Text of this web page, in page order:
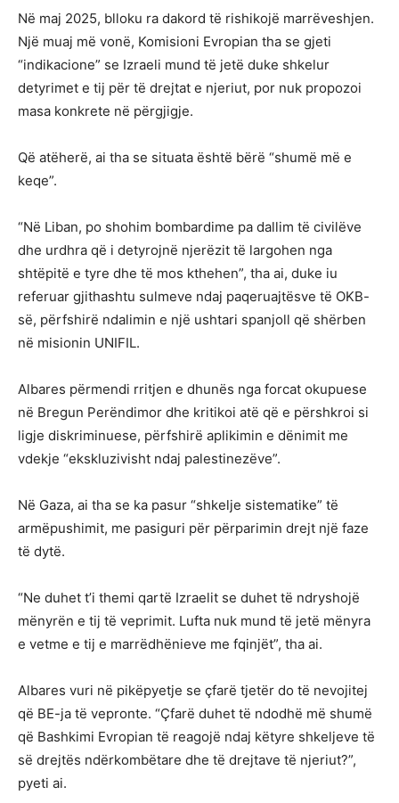
Në maj 2025, blloku ra dakord të rishikojë marrëveshjen.
Një muaj më vonë, Komisioni Evropian tha se gjeti
“indikacione” se Izraeli mund të jetë duke shkelur
detyrimet e tij për të drejtat e njeriut, por nuk propozoi
masa konkrete në përgjigje.
Që atëherë, ai tha se situata është bërë “shumë më e
keqe”.
“Në Liban, po shohim bombardime pa dallim të civilëve
dhe urdhra që i detyrojnë njerëzit të largohen nga
shtëpitë e tyre dhe të mos kthehen”, tha ai, duke iu
referuar gjithashtu sulmeve ndaj paqeruajtësve të OKB-
së, përfshirë ndalimin e një ushtari spanjoll që shërben
në misionin UNIFIL.
Albares përmendi rritjen e dhunës nga forcat okupuese
në Bregun Perëndimor dhe kritikoi atë që e përshkroi si
ligje diskriminuese, përfshirë aplikimin e dënimit me
vdekje “ekskluzivisht ndaj palestinezëve”.
Në Gaza, ai tha se ka pasur “shkelje sistematike” të
armëpushimit, me pasiguri për përparimin drejt një faze
të dytë.
“Ne duhet t’i themi qartë Izraelit se duhet të ndryshojë
mënyrën e tij të veprimit. Lufta nuk mund të jetë mënyra
e vetme e tij e marrëdhënieve me fqinjët”, tha ai.
Albares vuri në pikëpyetje se çfarë tjetër do të nevojitej
që BE-ja të vepronte. “Çfarë duhet të ndodhë më shumë
që Bashkimi Evropian të reagojë ndaj këtyre shkeljeve të
së drejtës ndërkombëtare dhe të drejtave të njeriut?”,
pyeti ai.